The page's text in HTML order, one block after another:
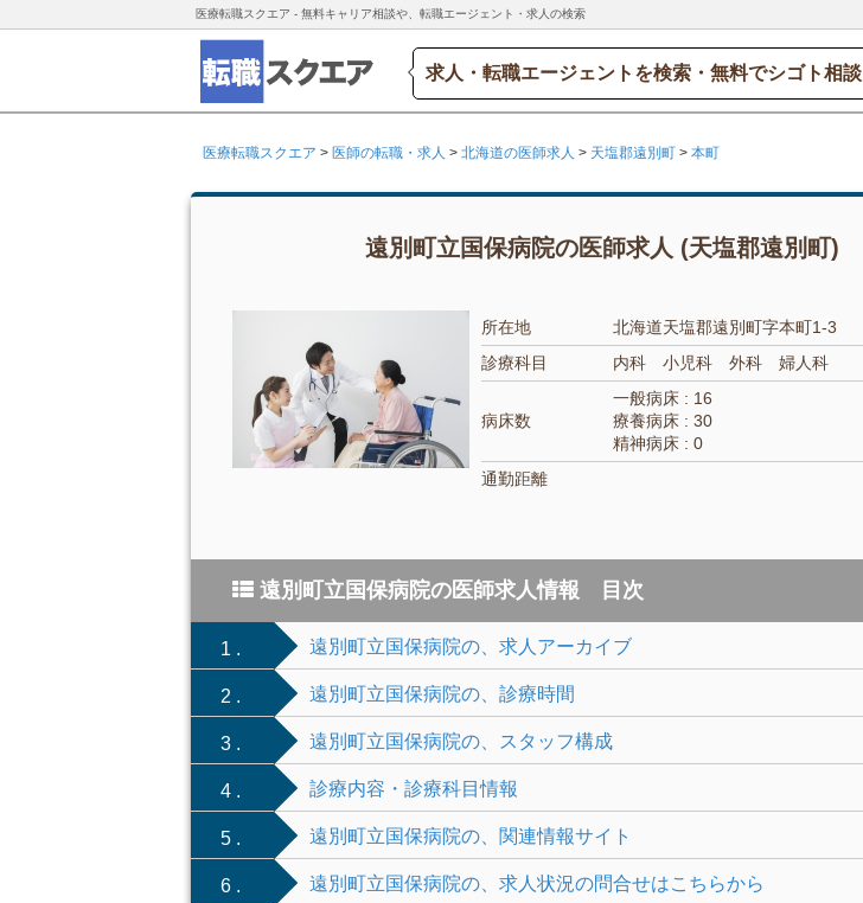
医療転職スクエア - 無料キャリア相談や、転職エージェント・求人の検索
求人・転職エージェントを検索・無料でシゴト相談
医療転職スクエア > 医師の転職・求人 > 北海道の医師求人 > 天塩郡遠別町 > 本町
遠別町立国保病院の医師求人 (天塩郡遠別町)
所在地
北海道天塩郡遠別町字本町1-3
診療科目
内科 小児科 外科 婦人科
病床数
一般病床 : 16
療養病床 : 30
精神病床 : 0
通勤距離
遠別町立国保病院の医師求人情報 目次
1 . 遠別町立国保病院の、求人アーカイブ
2 . 遠別町立国保病院の、診療時間
3 . 遠別町立国保病院の、スタッフ構成
4 . 診療内容・診療科目情報
5 . 遠別町立国保病院の、関連情報サイト
6 . 遠別町立国保病院の、求人状況の問合せはこちらから